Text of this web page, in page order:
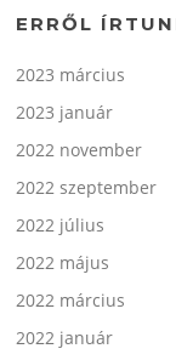
ERRŐL
2023 március
2023 január
2022 november
2022 szeptember
2022 július
2022 május
2022 március
2022 január